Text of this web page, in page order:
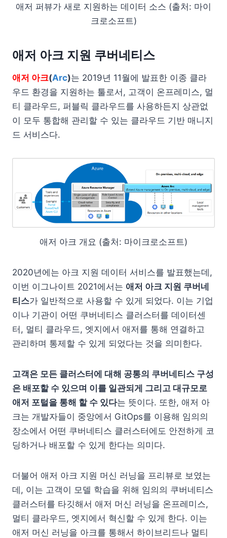
애저 퍼뷰가 새로 지원하는 데이터 소스 (출처: 마이
크로소프트)
애저 아크 지원 쿠버네티스
애저 아크(Arc)는 2019년 11월에 발표한 이종 클라
우드 환경을 지원하는 툴로서, 고객이 온프레미스, 멀
티 클라우드, 퍼블릭 클라우드를 사용하든지 상관없
이 모두 통합해 관리할 수 있는 클라우드 기반 매니지
드 서비스다.
애저 아크 개요 (출처: 마이크로소프트)
2020년에는 아크 지원 데이터 서비스를 발표했는데,
이번 이그나이트 2021에서는 애저 아크 지원 쿠버네
티스가 일반적으로 사용할 수 있게 되었다. 이는 기업
이나 기관이 어떤 쿠버네티스 클러스터를 데이터센
터, 멀티 클라우드, 엣지에서 애저를 통해 연결하고
관리하며 통제할 수 있게 되었다는 것을 의미한다.
고객은 모든 클러스터에 대해 공통의 쿠버네티스 구성
은 배포할 수 있으며 이를 일관되게 그리고 대규모로
애저 포털을 통해 할 수 있다는 뜻이다. 또한, 애저 아
크는 개발자들이 중앙에서 GitOps를 이용해 임의의
장소에서 어떤 쿠버네티스 클러스터에도 안전하게 코
딩하거나 배포할 수 있게 한다는 의미다.
더불어 애저 아크 지원 머신 러닝을 프리뷰로 보였는
데, 이는 고객이 모델 학습을 위해 임의의 쿠버네티스
클러스터를 타깃해서 애저 머신 러닝을 온프레미스,
멀티 클라우드, 엣지에서 혁신할 수 있게 한다. 이는
애저 머신 러닝을 아크를 통해서 하이브리드나 멀티